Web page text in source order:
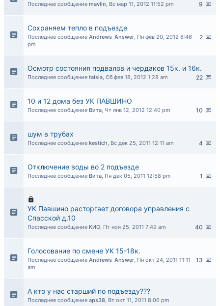
9
Последнее сообщение mavlin, Вс мар 11, 2012 11:52 pm
Сохраняем тепло в подъезде
2
Последнее сообщение Andrews_Answer, Пн фев 20, 2012 6:46
pm
Осмотр состояния подвалов и чердаков 15к. и 16к.
22
Последнее сообщение taisia, Сб фев 18, 2012 1:28 am
10 и 12 дома без УК ПАВШИНО
10
Последнее сообщение Вита, Чт янв 12, 2012 12:40 pm
шум в трубах
4
Последнее сообщение kestich, Вс дек 25, 2011 12:11 am
Отключение воды во 2 подъезде
1
Последнее сообщение Вита, Пн дек 05, 2011 12:58 pm
УК Павшино расторгает договора управления с
Спасской д.10
40
Последнее сообщение КИО, Пт ноя 25, 2011 7:49 am
Голосование по смене УК 15-18к.
13
Последнее сообщение Andrews_Answer, Пн окт 24, 2011 11:11
am
А кто у нас старший по подъезду???
Последнее сообщение aps38, Вт окт 11, 2011 8:06 pm